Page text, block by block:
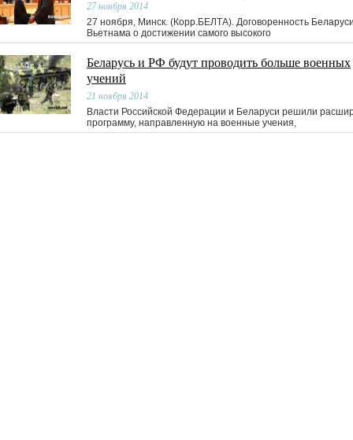
27 ноября 2014
27 ноября, Минск. (Корр.БЕЛТА). Договоренность
Вьетнама о достижении самого высокого
Беларусь и РФ будут проводить больше военных
учений
21 ноября 2014
Власти Российской Федерации и Беларуси решили
программу, направленную на военные учения,